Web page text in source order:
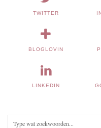
TWITTER
BLOGLOVIN
LINKEDIN